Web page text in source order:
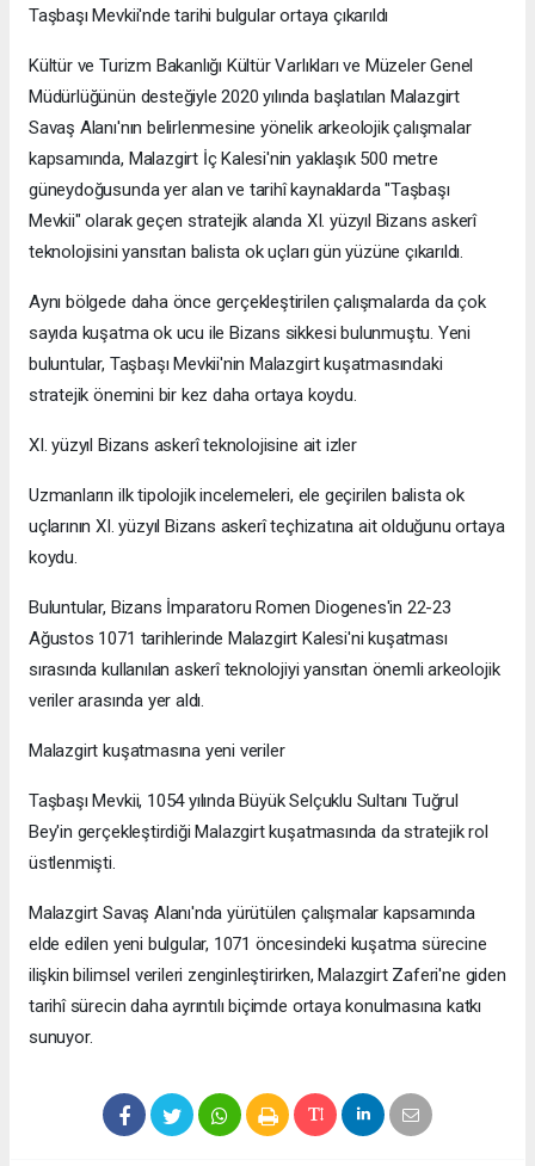
Taşbaşı Mevkii'nde tarihi bulgular ortaya çıkarıldı
Kültür ve Turizm Bakanlığı Kültür Varlıkları ve Müzeler Genel
Müdürlüğünün desteğiyle 2020 yılında başlatılan Malazgirt
Savaş Alanı'nın belirlenmesine yönelik arkeolojik çalışmalar
kapsamında, Malazgirt İç Kalesi'nin yaklaşık 500 metre
güneydoğusunda yer alan ve tarihî kaynaklarda "Taşbaşı
Mevkii" olarak geçen stratejik alanda XI. yüzyıl Bizans askerî
teknolojisini yansıtan balista ok uçları gün yüzüne çıkarıldı.
Aynı bölgede daha önce gerçekleştirilen çalışmalarda da çok
sayıda kuşatma ok ucu ile Bizans sikkesi bulunmuştu. Yeni
buluntular, Taşbaşı Mevkii'nin Malazgirt kuşatmasındaki
stratejik önemini bir kez daha ortaya koydu.
XI. yüzyıl Bizans askerî teknolojisine ait izler
Uzmanların ilk tipolojik incelemeleri, ele geçirilen balista ok
uçlarının XI. yüzyıl Bizans askerî teçhizatına ait olduğunu ortaya
koydu.
Buluntular, Bizans İmparatoru Romen Diogenes'in 22-23
Ağustos 1071 tarihlerinde Malazgirt Kalesi'ni kuşatması
sırasında kullanılan askerî teknolojiyi yansıtan önemli arkeolojik
veriler arasında yer aldı.
Malazgirt kuşatmasına yeni veriler
Taşbaşı Mevkii, 1054 yılında Büyük Selçuklu Sultanı Tuğrul
Bey'in gerçekleştirdiği Malazgirt kuşatmasında da stratejik rol
üstlenmişti.
Malazgirt Savaş Alanı'nda yürütülen çalışmalar kapsamında
elde edilen yeni bulgular, 1071 öncesindeki kuşatma sürecine
ilişkin bilimsel verileri zenginleştirirken, Malazgirt Zaferi'ne giden
tarihî sürecin daha ayrıntılı biçimde ortaya konulmasına katkı
sunuyor.